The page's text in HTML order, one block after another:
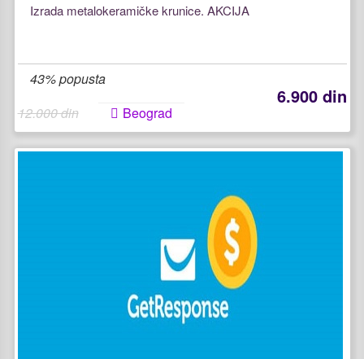
Izrada metalokeramičke krunice. AKCIJA
43% popusta
6.900 din
12.000 din Beograd